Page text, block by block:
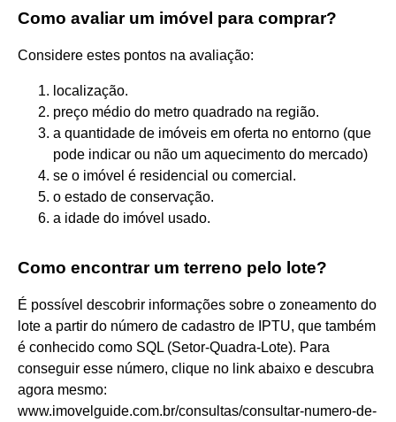
Como avaliar um imóvel para comprar?
Considere estes pontos na avaliação:
localização.
preço médio do metro quadrado na região.
a quantidade de imóveis em oferta no entorno (que
pode indicar ou não um aquecimento do mercado)
se o imóvel é residencial ou comercial.
o estado de conservação.
a idade do imóvel usado.
Como encontrar um terreno pelo lote?
É possível descobrir informações sobre o zoneamento do
lote a partir do número de cadastro de IPTU, que também
é conhecido como SQL (Setor-Quadra-Lote). Para
conseguir esse número, clique no link abaixo e descubra
agora mesmo:
www.imovelguide.com.br/consultas/consultar-numero-de-